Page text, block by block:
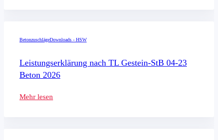
BetonzuschlägeDownloads - HSW
Leistungserklärung nach TL Gestein-StB 04-23
Beton 2026
Mehr lesen